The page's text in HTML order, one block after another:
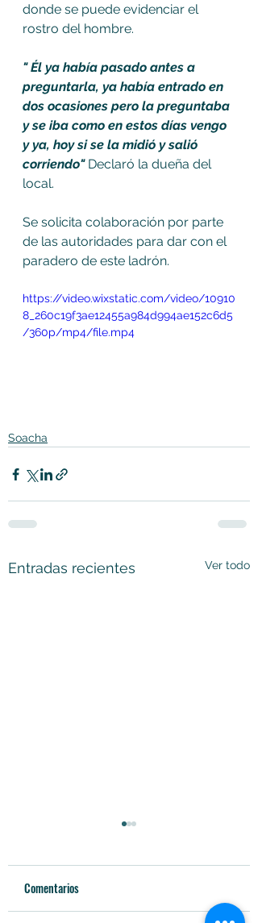
donde se puede evidenciar el
rostro del hombre.
" Él ya había pasado antes a
preguntarla, ya había entrado en
dos ocasiones pero la preguntaba
y se iba como en estos días vengo
y ya, hoy si se la midió y salió
corriendo" Declaró la dueña del
local.
Se solicita colaboración por parte
de las autoridades para dar con el
paradero de este ladrón.
https://video.wixstatic.com/video/10910
8_260c19f3ae12455a984d994ae152c6d5
/360p/mp4/file.mp4
Soacha
Entradas recientes Ver todo
Comentarios